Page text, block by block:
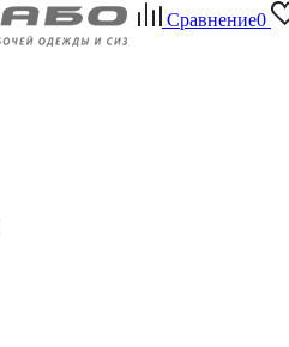
Сравнение0